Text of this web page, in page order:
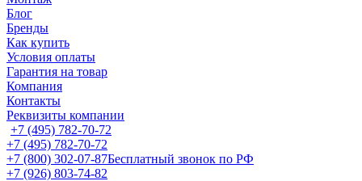
Блог
Бренды
Как купить
Условия оплаты
Гарантия на товар
Компания
Контакты
Реквизиты компании
+7 (495) 782-70-72
+7 (495) 782-70-72
+7 (800) 302-07-87Бесплатный звонок по РФ
+7 (926) 803-74-82